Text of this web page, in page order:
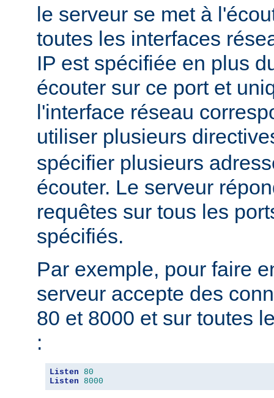
le serveur se met à
toutes les interfaces
IP est spécifiée en plus
écouter sur ce port et
l'interface réseau
utiliser plusieurs
spécifier plusieurs
écouter. Le serveur
requêtes sur tous les
spécifiés.
Par exemple, pour faire
serveur accepte des
80 et 8000 et sur toutes
:
Listen 80
Listen 8000